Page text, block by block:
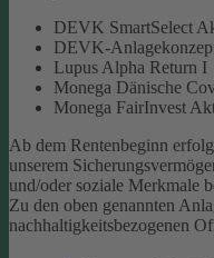
DEVK SmartSelect
DEVK-
Lupus Alpha Return I
Monega Dänische
Monega FairInvest
Ab dem Rentenbeginn
unserem
und/oder soziale Merkmale
Zu den oben genannten
nachhaltigkeitsbezogenen